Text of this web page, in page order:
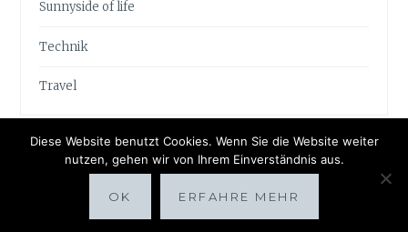
Sunnyside of life
Technik
Travel
Proudly powered by WordPress|Theme: Anissa by
Diese Website benutzt Cookies. Wenn Sie die Website weiter
nutzen, gehen wir von Ihrem Einverständnis aus.
OK ERFAHRE MEHR